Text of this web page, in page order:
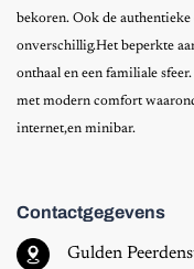
bekoren. Ook de
onverschillig.Het beperkte
onthaal en een familiale
met modern comfort
internet,en minibar.
Contactgegevens
Gulden